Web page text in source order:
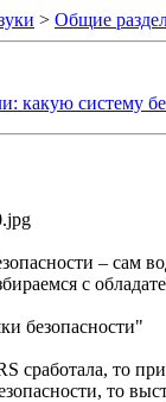
> Общие
какую систему
– сам
с
безопасности"
сработала, то
то